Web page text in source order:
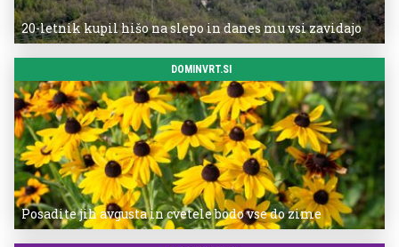
20-letnik kupil hišo na slepo in danes mu vsi zavidajo
DOMINVRT.SI
Posadite jih avgusta in cvetele bodo vse do zime